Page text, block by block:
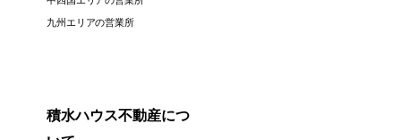
九州エリアの営業所
積水ハウス不動産につ